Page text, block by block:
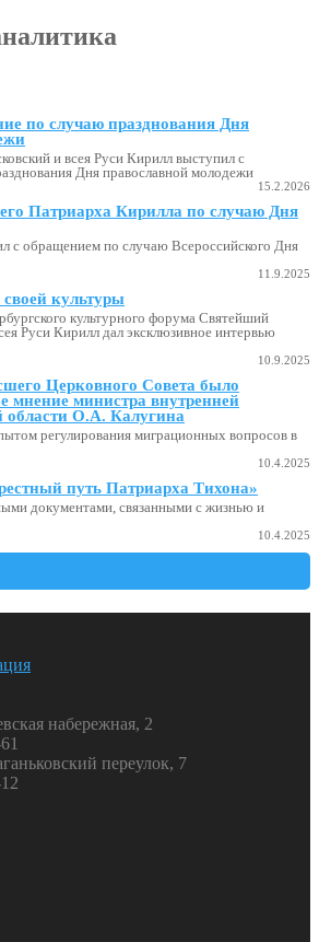
по случаю празднования Дня
и всея Руси Кирилл выступил с
Дня православной молодежи
15.2.2026
Патриарха Кирилла по случаю Дня
с обращением по случаю Всероссийского Дня
11.9.2025
культуры
культурного форума Святейший
Руси Кирилл дал эксклюзивное интервью
10.9.2025
Церковного Совета было
мнение министра внутренней
О.А. Калугина
регулирования миграционных вопросов в
10.4.2025
путь Патриарха Тихона»
документами, связанными с жизнью и
10.4.2025
набережная, 2
переулок, 7